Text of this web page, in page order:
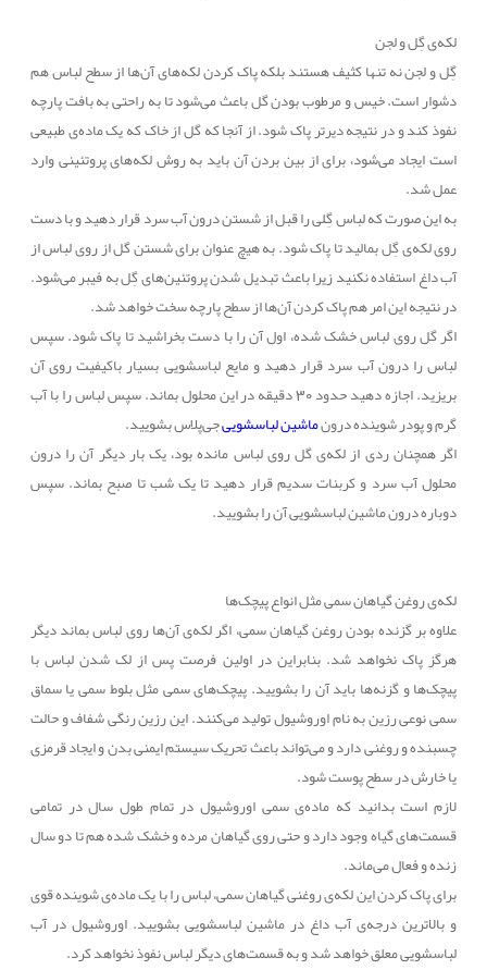
لکه‌ی گِل و لجن
گِل و لجن نه تنها کثیف هستند بلکه پاک کردن لکه‌های آنها از سطح لباس هم
دشوار است. خیس و مرطوب بودن گل باعث می‌شود تا به راحتی به بافت پارچه
نفوذ کند و در نتیجه دیرتر پاک شود. از آنجا که گل از خاک که یک ماده‌ی طبیعی
است ایجاد می‌شود، برای از بین بردن آن باید به روش لکه‌های پروتئینی وارد
عمل شد.
به این صورت که لباس گِلی را قبل از شستن درون آب سرد قرار دهید و با دست
روی لکه‌ی گِل بمالید تا پاک شود. به هیچ عنوان برای شستن گل از روی لباس از
آب داغ استفاده نکنید زیرا باعث تبدیل شدن پروتئین‌های گِل به فیبر می‌شود.
در نتیجه این امر هم پاک کردن آن‌ها از سطح پارچه سخت خواهد شد.
اگر گل روی لباس خشک شده، اول آن را با دست بخراشید تا پاک شود. سپس
لباس را درون آب سرد قرار دهید و مایع لباسشویی بسیار باکیفیت روی آن
بریزید. اجازه دهید حدود 30 دقیقه در این محلول بماند. سپس لباس را با آب
گرم و پودر شوینده درونماشین لباسشوییجی‌پلاس بشویید.
اگر همچنان ردی از لکه‌ی گل روی لباس مانده بود، یک بار دیگر آن را درون
محلول آب سرد و کربنات سدیم قرار دهید تا یک شب تا صبح بماند. سپس
دوباره درون ماشین لباسشویی آن را بشویید.
لکه‌ی روغن گیاهان سمی مثل انواع پیچک‌ها
علاوه بر گزنده بودن روغن گیاهان سمی، اگر لکه‌ی آن‌ها روی لباس بماند دیگر
هرگز پاک نخواهد شد. بنابراین در اولین فرصت پس از لک شدن لباس با
پیچک‌ها و گزنه‌ها باید آن را بشویید. پیچک‌های سمی مثل بلوط سمی یا سماق
سمی نوعی رزین به نام اوروشیول تولید می‌کنند. این رزین رنگی شفاف و حالت
چسبنده و روغنی دارد و می‌تواند باعث تحریک سیستم ایمنی بدن و ایجاد قرمزی
یا خارش در سطح پوست شود.
لازم است بدانید که ماده‌ی سمی اوروشیول در تمام طول سال در تمامی
قسمت‌های گیاه وجود دارد و حتی روی گیاهان مرده و خشک شده هم تا دو سال
زنده و فعال می‌ماند.
برای پاک کردن این لکه‌ی روغنی گیاهان سمی، لباس را با یک ماده‌ی شوینده قوی
و بالاترین درجه‌ی آب داغ در ماشین لباسشویی بشویید. اوروشیول در آب
لباسشویی معلق خواهد شد و به قسمت‌های دیگر لباس نفوذ نخواهد کرد.